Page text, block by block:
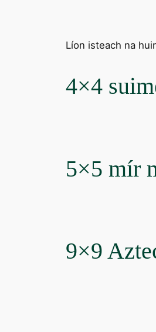
Líon isteach na
4×4
5×5 mír
9×9